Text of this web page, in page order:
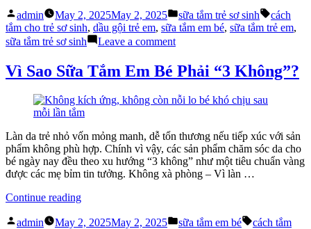
sữa
tắm
trẻ
sinh
với
tắm
thông
Posted
by
admin May 2, 2025May 2, 2025
Posted
in
sữa tắm trẻ sơ sinh Tags:
cách
tắm cho trẻ sơ sinh, dầu gội trẻ em, sữa tắm em bé, sữa tắm trẻ em,
sữa tắm trẻ sơ sinh
Leave a commenton
biệt
sữa
trẻ
với
sữa
tắm
thông
Vì Sao Sữa Tắm Em Bé Phải “3 Không”?
Làn da trẻ nhỏ vốn mỏng manh, dễ tổn thương nếu tiếp xúc với sản
phẩm không phù hợp. Chính vì vậy, các sản phẩm chăm sóc da cho
bé ngày nay đều theo xu hướng “3 không” như một tiêu chuẩn vàng
được các mẹ bỉm tin tưởng. Không xà phòng – Vì làn …
Continue reading“Vì
Sữa
Posted
admin May 2, 2025May 2, 2025
Posted
sữa tắm em bé Tags:
cách tắm